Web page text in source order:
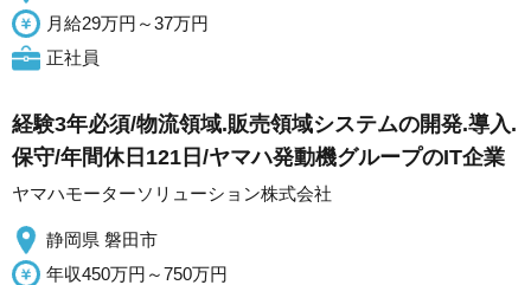
月給29万円～37万円
正社員
経験3年必須/物流領域.販売領域システムの開発.導入.
保守/年間休日121日/ヤマハ発動機グループのIT企業
ヤマハモーターソリューション株式会社
静岡県 磐田市
年収450万円～750万円